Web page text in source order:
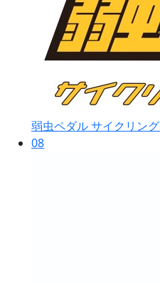
弱虫ペダル サイクリン
08